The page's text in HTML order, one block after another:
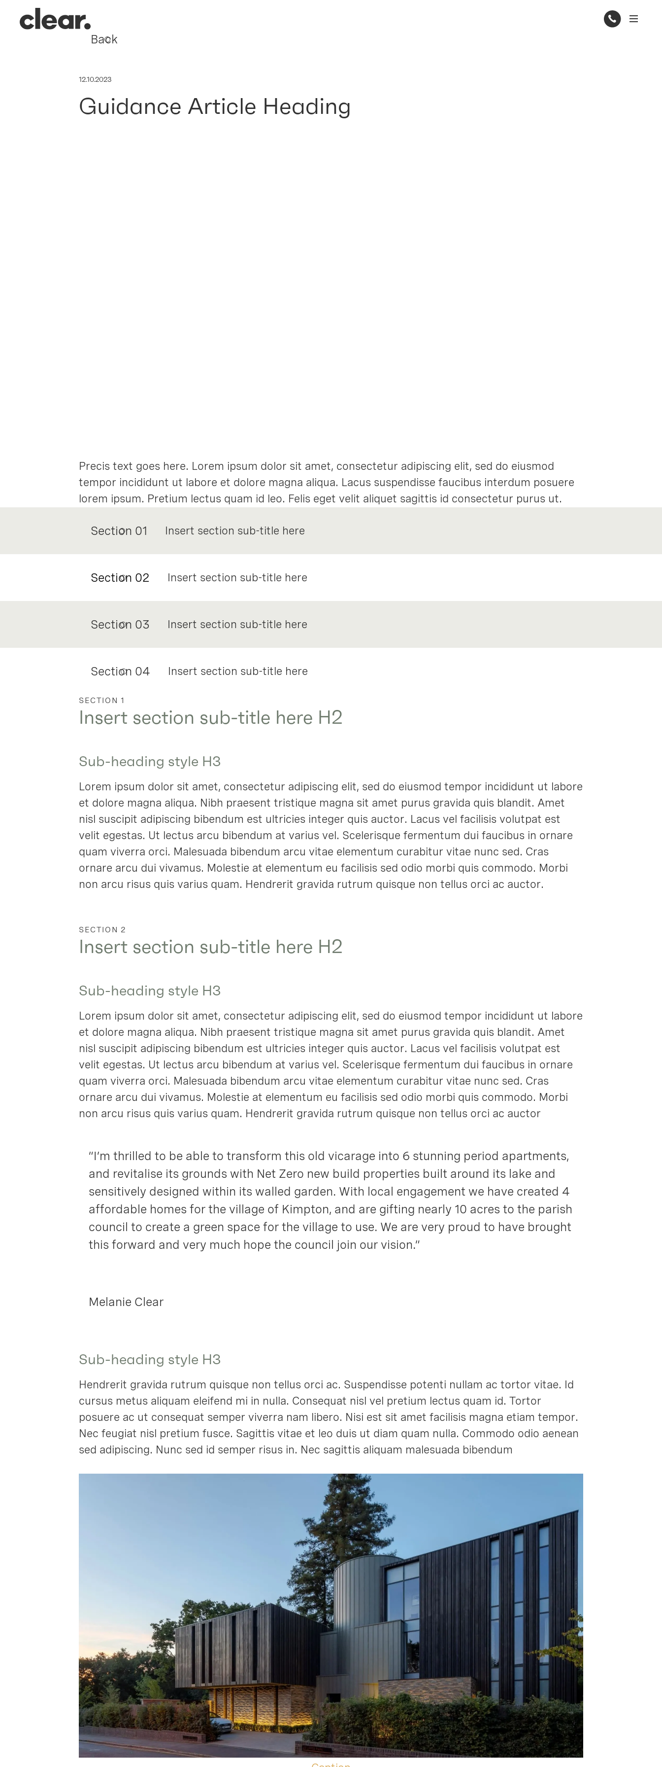
Back
12.10.2023
Guidance Article Heading
Precis text goes here. Lorem ipsum dolor sit amet, consectetur adipiscing elit, sed do eiusmod
tempor incididunt ut labore et dolore magna aliqua. Lacus suspendisse faucibus interdum posuere
lorem ipsum. Pretium lectus quam id leo. Felis eget velit aliquet sagittis id consectetur purus ut.
Section 01 Insert section sub-title here
Section 02 Insert section sub-title here
Section 03 Insert section sub-title here
Section 04 Insert section sub-title here
SECTION 1
Insert section sub-title here H2
Sub-heading style H3
Lorem ipsum dolor sit amet, consectetur adipiscing elit, sed do eiusmod tempor incididunt ut labore
et dolore magna aliqua. Nibh praesent tristique magna sit amet purus gravida quis blandit. Amet
nisl suscipit adipiscing bibendum est ultricies integer quis auctor. Lacus vel facilisis volutpat est
velit egestas. Ut lectus arcu bibendum at varius vel. Scelerisque fermentum dui faucibus in ornare
quam viverra orci. Malesuada bibendum arcu vitae elementum curabitur vitae nunc sed. Cras
ornare arcu dui vivamus. Molestie at elementum eu facilisis sed odio morbi quis commodo. Morbi
non arcu risus quis varius quam. Hendrerit gravida rutrum quisque non tellus orci ac auctor.
SECTION 2
Insert section sub-title here H2
Sub-heading style H3
Lorem ipsum dolor sit amet, consectetur adipiscing elit, sed do eiusmod tempor incididunt ut labore
et dolore magna aliqua. Nibh praesent tristique magna sit amet purus gravida quis blandit. Amet
nisl suscipit adipiscing bibendum est ultricies integer quis auctor. Lacus vel facilisis volutpat est
velit egestas. Ut lectus arcu bibendum at varius vel. Scelerisque fermentum dui faucibus in ornare
quam viverra orci. Malesuada bibendum arcu vitae elementum curabitur vitae nunc sed. Cras
ornare arcu dui vivamus. Molestie at elementum eu facilisis sed odio morbi quis commodo. Morbi
non arcu risus quis varius quam. Hendrerit gravida rutrum quisque non tellus orci ac auctor
“I’m thrilled to be able to transform this old vicarage into 6 stunning period apartments,
and revitalise its grounds with Net Zero new build properties built around its lake and
sensitively designed within its walled garden. With local engagement we have created 4
affordable homes for the village of Kimpton, and are gifting nearly 10 acres to the parish
council to create a green space for the village to use. We are very proud to have brought
this forward and very much hope the council join our vision.”
Melanie Clear
Sub-heading style H3
Hendrerit gravida rutrum quisque non tellus orci ac. Suspendisse potenti nullam ac tortor vitae. Id
cursus metus aliquam eleifend mi in nulla. Consequat nisl vel pretium lectus quam id. Tortor
posuere ac ut consequat semper viverra nam libero. Nisi est sit amet facilisis magna etiam tempor.
Nec feugiat nisl pretium fusce. Sagittis vitae et leo duis ut diam quam nulla. Commodo odio aenean
sed adipiscing. Nunc sed id semper risus in. Nec sagittis aliquam malesuada bibendum